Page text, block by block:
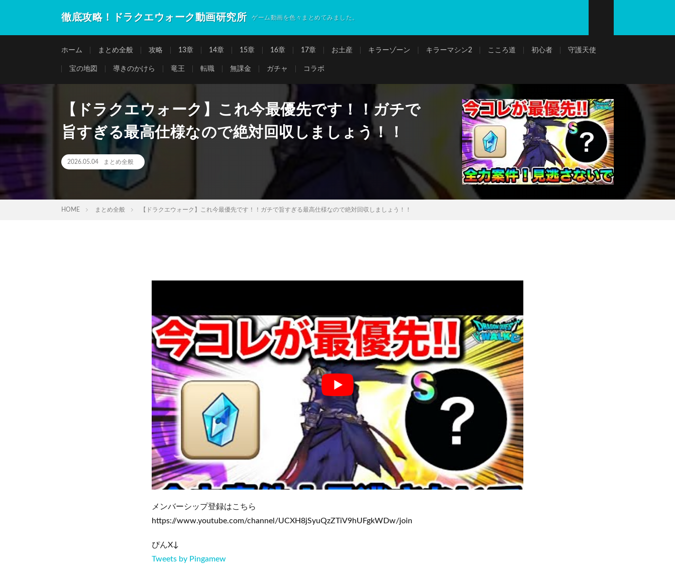
徹底攻略！ドラクエウォーク動画研究所 ゲーム動画を色々まとめてみました。
ホーム まとめ全般 攻略 13章 14章 15章 16章 17章 お土産 キラーゾーン キラーマシン2 こころ道 初心者 守護天使
宝の地図 導きのかけら 竜王 転職 無課金 ガチャ コラボ
【ドラクエウォーク】これ今最優先です！！ガチで
旨すぎる最高仕様なので絶対回収しましょう！！
2026.05.04 まとめ全般
HOME まとめ全般 【ドラクエウォーク】これ今最優先です！！ガチで旨すぎる最高仕様なので絶対回収しましょう！！
メンバーシップ登録はこちら
https://www.youtube.com/channel/UCXH8jSyuQzZTiV9hUFgkWDw/join
ぴんX↓
Tweets by Pingamew